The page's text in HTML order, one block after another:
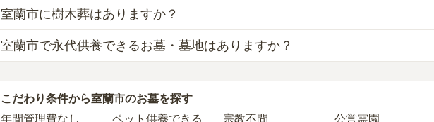
や墓石の大きさ・素材によって変わります。
なお、お墓によっては以下の費用が別途かかる場合があります。
・開眼法要の費用：お墓を新しく建てた際に行う儀式のための費用。僧侶に渡すお布
す。
・年間管理費 ：お墓の管理費。契約後、毎年発生するケースがあります。
一般的に最も費用を抑えられるのは、他の方のご遺骨と一緒に埋葬する
タイプです。個別のお墓に比べて省スペースで管理の手間がかからないため、費用が
す。
価格の目安は、1名あたり5万円〜30万円程度です。
室蘭市 で安価なお墓を探したい場合は、
室蘭市には、北海道もしくは室蘭市
室蘭市営 舟見町墓地
、 室蘭市営 望洋台霊園 、 室蘭市営 元室蘭墓地
主な条件として、遺骨がすでにある、該当の市区町村に一定年数以上住んでいるなど
条件を満たさない場合は、申し込み自体ができないことも多いため、事前の確認が重
室蘭市に樹木葬はありますか？
室蘭市には、樹木葬の掲載がありません。
室蘭市で永代供養できるお墓・墓地はありますか？
永代供養をお考えの場合は、海洋散骨もご検討ください。
こだわり条件から室蘭市のお墓を探す
年間管理費なし
ペット供養できる 宗教不問 公営霊園